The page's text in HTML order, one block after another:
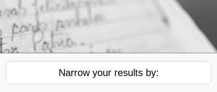
Narrow your results by: